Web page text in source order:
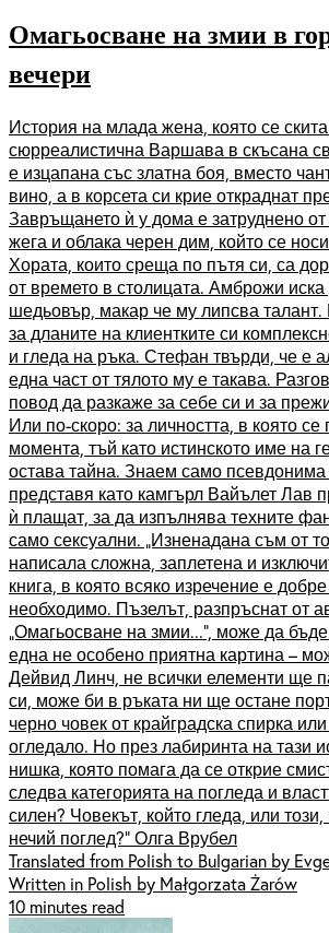
Омагьосване на змии в
вечери
История на млада жена, която се
сюрреалистична Варшава в скъсана
е изцапана със златна боя, вместо
вино, а в корсета си крие откраднат
Завръщането ѝ у дома е затруднено
жега и облака черен дим, който се
Хората, които среща по пътя си, са
от времето в столицата. Амброжи
шедьовър, макар че му липсва
за дланите на клиентките си
и гледа на ръка. Стефан твърди, че е
една част от тялото му е такава.
повод да разкаже за себе си и за
Или по-скоро: за личността, в която
момента, тъй като истинското име на
остава тайна. Знаем само псевдонима
представя като камгърл Вайълет Лав
ѝ плащат, за да изпълнява техните
само сексуални. „Изненадана съм от
написала сложна, заплетена и
книга, в която всяко изречение е
необходимо. Пъзелът, разпръснат от
„Омагьосване на змии...“, може да
една не особено приятна картина –
Дейвид Линч, не всички елементи ще
си, може би в ръката ни ще остане
черно човек от крайградска спирка
огледало. Но през лабиринта на тази
нишка, която помага да се открие
следва категорията на погледа и
силен? Човекът, който гледа, или
нечий поглед?“ Олга Врубел
Translated from Polish to Bulgarian by
Written in Polish by Małgorzata Żarów
10 minutes read